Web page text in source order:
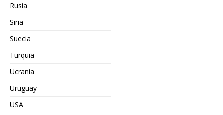
Rusia
Siria
Suecia
Turquia
Ucrania
Uruguay
USA